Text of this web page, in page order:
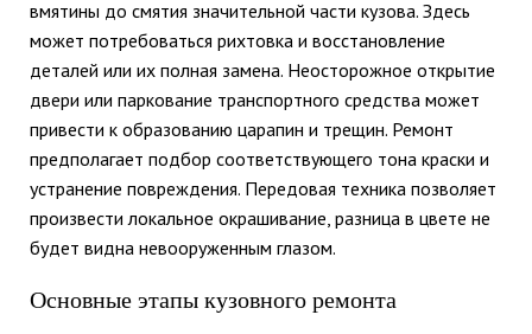
вмятины до смятия значительной части кузова. Здесь
может потребоваться рихтовка и восстановление
деталей или их полная замена. Неосторожное открытие
двери или паркование транспортного средства может
привести к образованию царапин и трещин. Ремонт
предполагает подбор соответствующего тона краски и
устранение повреждения. Передовая техника позволяет
произвести локальное окрашивание, разница в цвете не
будет видна невооруженным глазом.
Основные этапы кузовного ремонта